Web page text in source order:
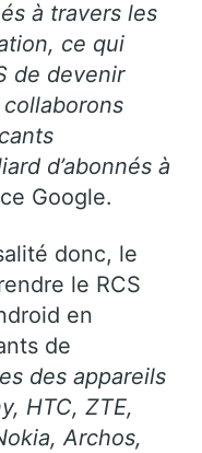
à travers les
ce qui
de devenir
d’abonnés à
Google.
donc, le
le RCS
en
de
des appareils
HTC, ZTE,
Archos,